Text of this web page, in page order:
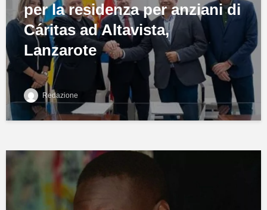
per la residenza per anziani di
Cáritas ad Altavista,
Lanzarote
Redazione